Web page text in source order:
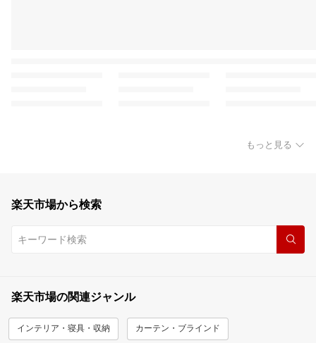
もっと見る
楽天市場から検索
楽天市場の関連ジャンル
インテリア・寝具・収納 カーテン・ブラインド